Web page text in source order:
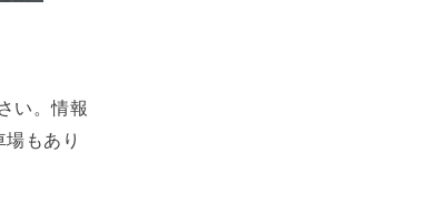
い。情報
もあり